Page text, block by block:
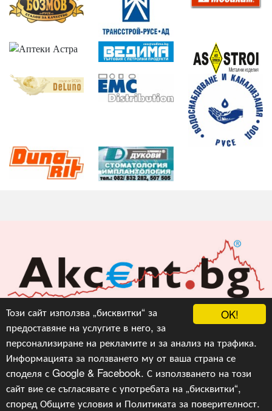
OK!
Този сайт използва „бисквитки“ за
предоставяне на услугите в него, за
персонализиране на рекламите и за анализ на трафика.
Информацията за ползването му от ваша страна се
споделя с Google & Facebook. С използването на този
сайт вие се съгласявате с употребата на „бисквитки“,
споредОбщите условия и Политиката за поверителност.
Акцент БГ ЕООД
info@akcent.bg
Facebook
Copyright © 2010, 2016, 2018-2022, 2023, v.3.0,Акцент
БГ ЕООД